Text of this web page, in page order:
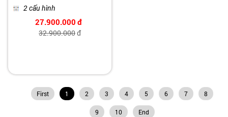
2 cấu hình
27.900.000 đ
32.900.000đ
First 1 2 3 4 5 6 7 8
9 10 End